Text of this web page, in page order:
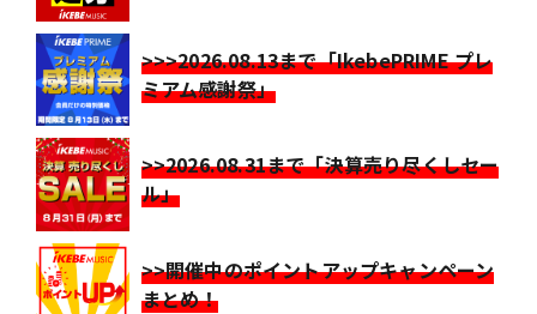
>>>2026.08.13まで「IkebePRIME プレ
ミアム感謝祭」
>>2026.08.31まで「決算売り尽くしセー
ル」
>>開催中のポイントアップキャンペーン
まとめ！